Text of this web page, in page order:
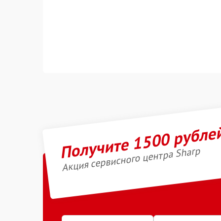
Получите 1500
Акция сервисного центра Sharp